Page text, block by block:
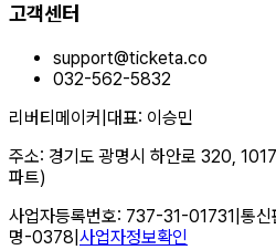
고객센터
support@ticketa.co
032-562-5832
리버티메이커 대표: 이승민
주소: 경기도 광명시 하안로 320,
파트)
사업자등록번호: 737-31-01731 통신
명-0378 사업자정보확인